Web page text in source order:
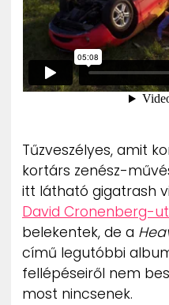
Tűzveszélyes, amit
kortárs zenész-
itt látható gigatrash
David Cronenberg-
belekentek, de a
című legutóbbi
fellépéseiről nem
most nincsenek.